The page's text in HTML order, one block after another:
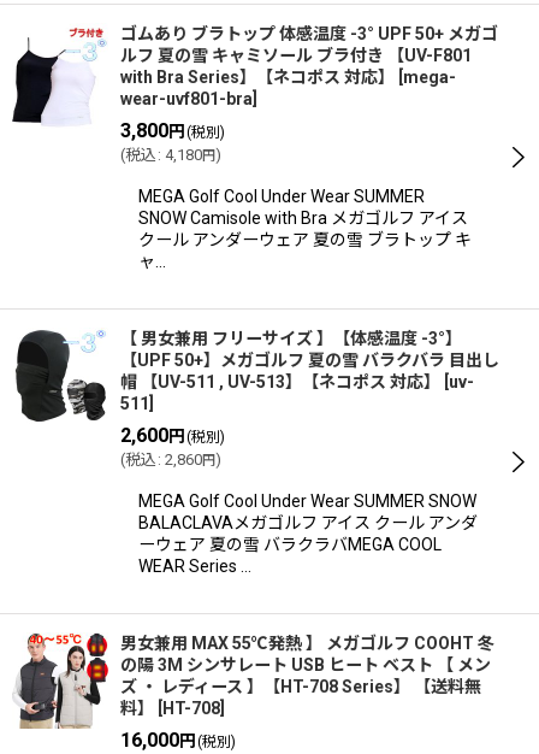
ゴムあり ブラトップ 体感温度 -3° UPF 50+ メガゴ
ルフ 夏の雪 キャミソール ブラ付き 【UV-F801
with Bra Series】【ネコポス 対応】
mega-
wear-uvf801-bra
3,800円 (税別)
(税込 : 4,180円)
MEGA Golf Cool Under Wear SUMMER
SNOW Camisole with Bra メガゴルフ アイス
クール アンダーウェア 夏の雪 ブラトップ キ
ャ…
【 男女兼用 フリーサイズ 】【体感温度 -3°】
【UPF 50+】メガゴルフ 夏の雪 バラクバラ 目出し
帽 【UV-511 , UV-513】【ネコポス 対応】
uv-
511
2,600円 (税別)
(税込 : 2,860円)
MEGA Golf Cool Under Wear SUMMER SNOW
BALACLAVAメガゴルフ アイス クール アンダ
ーウェア 夏の雪 バラクラバMEGA COOL
WEAR Series …
男女兼用 MAX 55℃発熱 】 メガゴルフ COOHT 冬
の陽 3M シンサレート USB ヒート ベスト 【 メン
ズ ・ レディース 】【HT-708 Series】 【送料無
料】
HT-708
16,000円 (税別)